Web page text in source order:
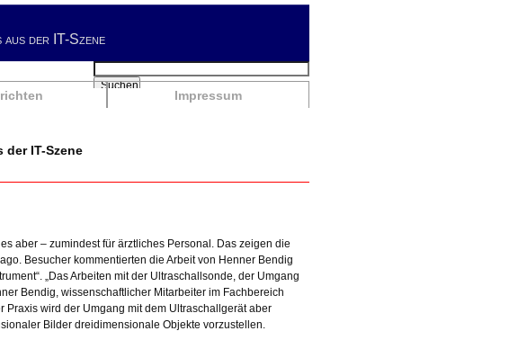
der IT-Szene
Impressum
Suchbegriffe
Suchen
IT-Szene
aber – zumindest für ärztliches Personal. Das zeigen die
Besucher kommentierten die Arbeit von Henner Bendig
„Das Arbeiten mit der Ultraschallsonde, der Umgang
Bendig, wissenschaftlicher Mitarbeiter im Fachbereich
Praxis wird der Umgang mit dem Ultraschallgerät aber
Bilder dreidimensionale Objekte vorzustellen.